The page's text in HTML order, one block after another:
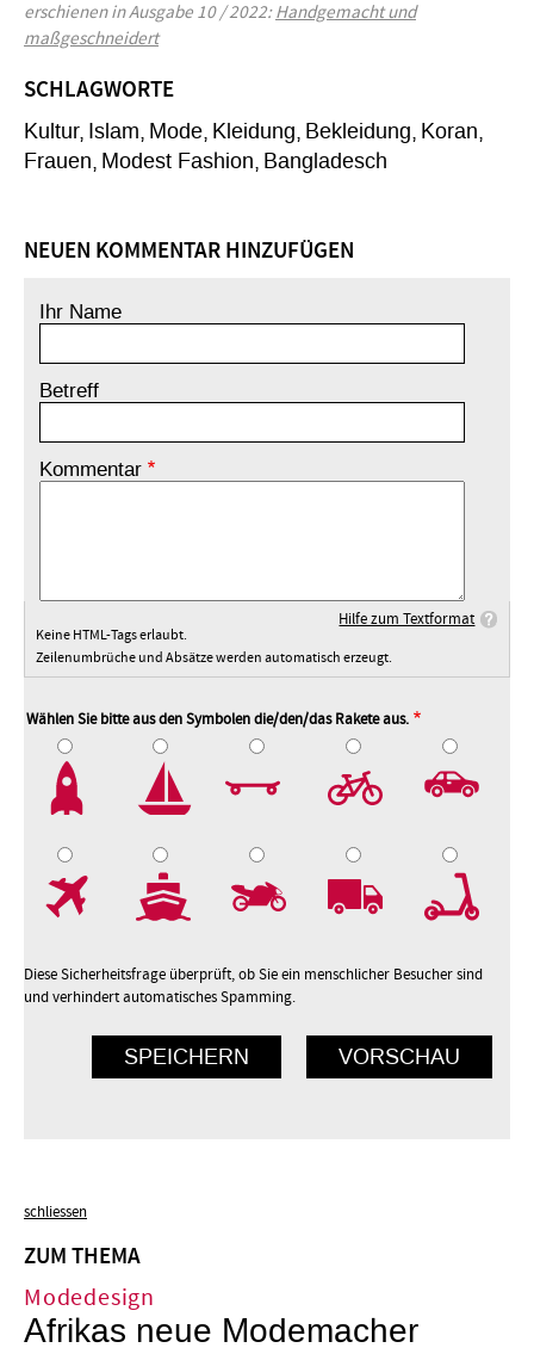
erschienen in Ausgabe 10 / 2022:Handgemacht und
maßgeschneidert
SCHLAGWORTE
Kultur Islam Mode Kleidung Bekleidung Koran
Frauen Modest Fashion Bangladesch
NEUEN KOMMENTAR HINZUFÜGEN
Ihr Name
Betreff
Kommentar
Hilfe zum Textformat
Keine HTML-Tags erlaubt.
Zeilenumbrüche und Absätze werden automatisch erzeugt.
Wählen Sie bitte aus den Symbolen die/den/das Rakete aus.
Diese Sicherheitsfrage überprüft, ob Sie ein menschlicher Besucher sind
und verhindert automatisches Spamming.
schliessen
ZUM THEMA
Modedesign
Afrikas neue Modemacher